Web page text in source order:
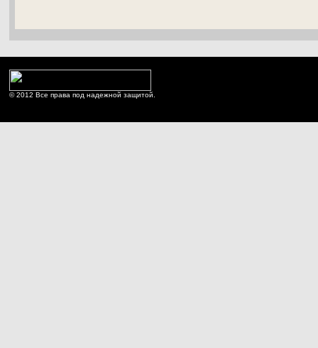
© 2012 Все права под надежной защитой.